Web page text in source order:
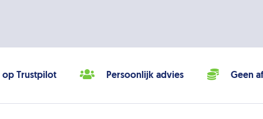
op Trustpilot Persoonlijk advies Geen